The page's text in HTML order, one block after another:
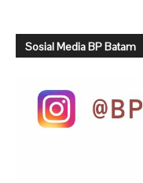
Sosial Media BP Batam